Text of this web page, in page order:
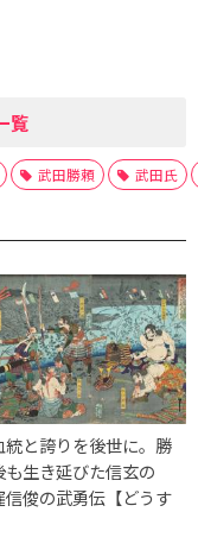
覧
武田勝頼 武田氏
統と誇りを後世に。勝
も生き延びた信玄の
信俊の武勇伝【どうす